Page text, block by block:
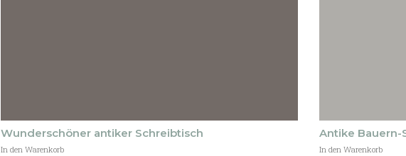
Wunderschöner antiker Schreibtisch
In den Warenkorb
Antike Bauern-
In den Warenkorb